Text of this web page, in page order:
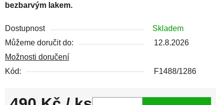
bezbarvým lakem.
Dostupnost
Skladem
Můžeme doručit do:
12.8.2026
Možnosti doručení
Kód:
F1488/1286